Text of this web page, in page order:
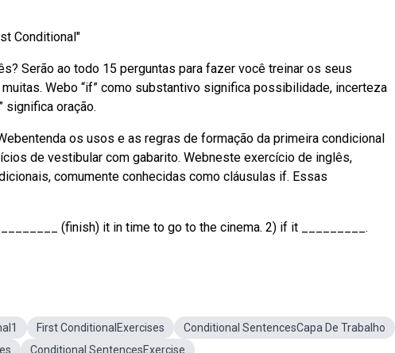
Conditional"
Serão ao todo 15 perguntas para fazer você treinar os seus
Webo “if” como substantivo significa possibilidade, incerteza
significa oração.
os usos e as regras de formação da primeira condicional
de vestibular com gabarito. Webneste exercício de inglês,
comumente conhecidas como cláusulas if. Essas
(finish) it in time to go to the cinema. 2) if it _________.
First ConditionalExercises
Conditional SentencesCapa De Trabalho
Conditional SentencesExercise